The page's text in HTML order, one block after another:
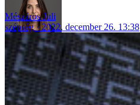
Mészáros Juli
szépség
2022. december 26. 13:38